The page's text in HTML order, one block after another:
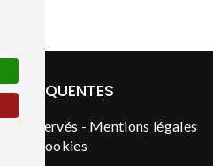
FRÉQUENTES
réservés - Mentions légales
des cookies